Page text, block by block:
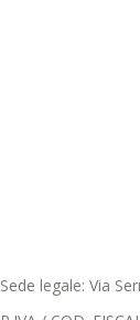
Sede legale: Via